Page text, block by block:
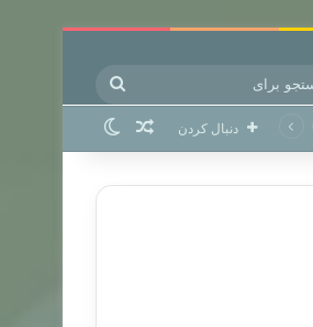
برای دنبال کردن نوشته تصادفی